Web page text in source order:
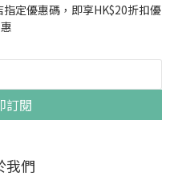
定優惠碼，即享HK$20折扣優
惠
訂閱
我們